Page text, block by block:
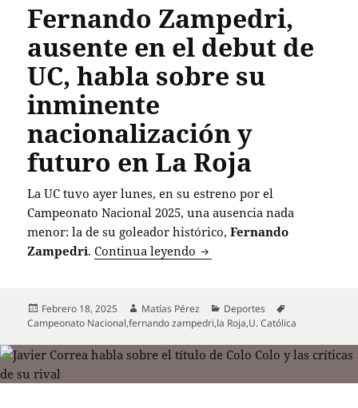
Fernando Zampedri,
ausente en el debut de
UC, habla sobre su
inminente
nacionalización y
futuro en La Roja
La UC tuvo ayer lunes, en su estreno por el
Campeonato Nacional 2025, una ausencia nada
menor: la de su goleador histórico,Fernando
Zampedri.Continua leyendo Fernando Zampedri,
Publicado
el
Febrero 18, 2025 Autor
Matías Pérez Categorías
Deportes
Campeonato Nacional,fernando zampedri,la Roja,U. Católica